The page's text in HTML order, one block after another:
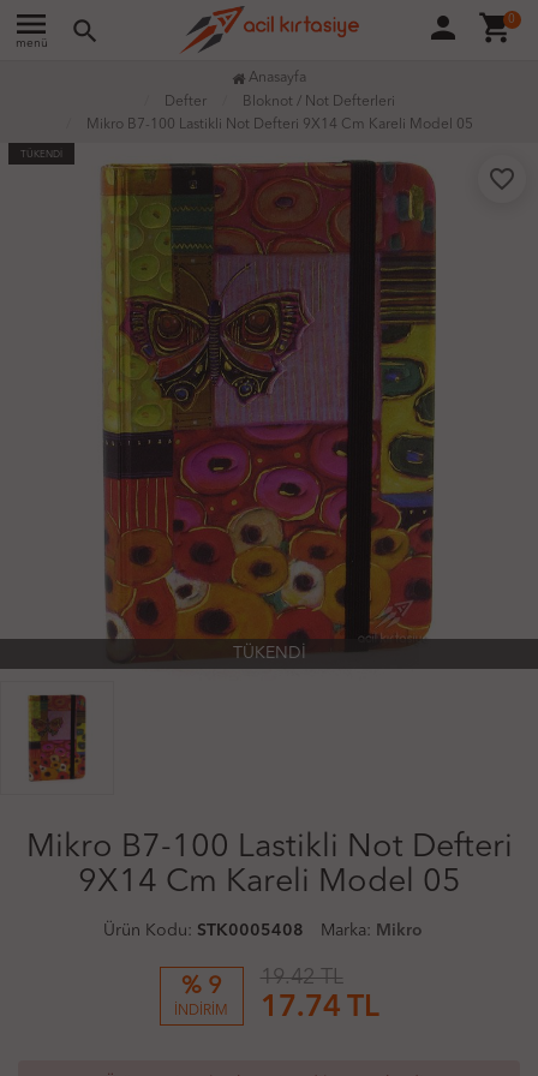
menu
menü search person shopping_cart
0
Anasayfa
Defter
Bloknot / Not Defterleri
Mikro B7-100 Lastikli Not Defteri 9X14 Cm Kareli Model 05
TÜKENDİ
favorite_border
TÜKENDİ
Mikro B7-100 Lastikli Not Defteri
9X14 Cm Kareli Model 05
Ürün Kodu: STK0005408 Marka: Mikro
% 9
İNDİRİM
19.42 TL
17.74 TL